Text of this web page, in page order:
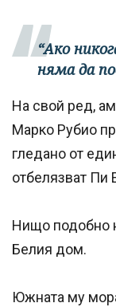
“Ако
няма да
На свой ред,
Марко Рубио
гледано от
отбелязват
Нищо подобно
Белия дом.
Южната му